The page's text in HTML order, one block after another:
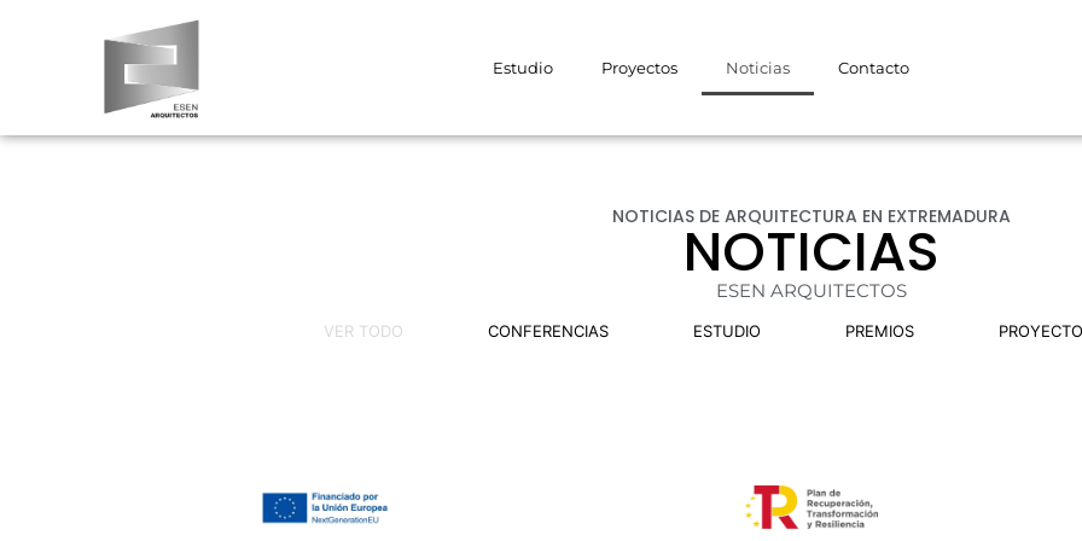
Estudio Proyectos Noticias Contacto
NOTICIAS DE ARQUITECTURA EN EXTREMADURA
NOTICIAS
ESEN ARQUITECTOS
VER TODO CONFERENCIAS ESTUDIO PREMIOS